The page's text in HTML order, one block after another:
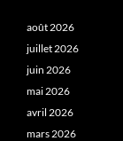
août 2026
juillet 2026
juin 2026
mai 2026
avril 2026
mars 2026